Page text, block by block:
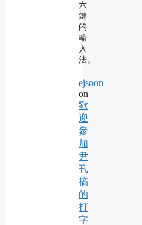
六
鍵
的
輸
入
法。
ejsoon
on
歡
迎
參
加
尹
卂
搞
的
打
字